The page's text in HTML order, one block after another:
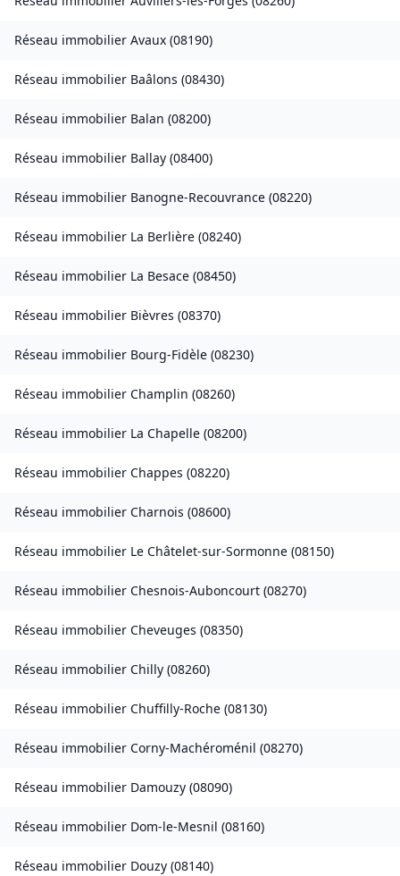
Réseau immobilier Avaux (08190)
Réseau immobilier Baâlons (08430)
Réseau immobilier Balan (08200)
Réseau immobilier Ballay (08400)
Réseau immobilier Banogne-Recouvrance (08220)
Réseau immobilier La Berlière (08240)
Réseau immobilier La Besace (08450)
Réseau immobilier Bièvres (08370)
Réseau immobilier Bourg-Fidèle (08230)
Réseau immobilier Champlin (08260)
Réseau immobilier La Chapelle (08200)
Réseau immobilier Chappes (08220)
Réseau immobilier Charnois (08600)
Réseau immobilier Le Châtelet-sur-Sormonne (08150)
Réseau immobilier Chesnois-Auboncourt (08270)
Réseau immobilier Cheveuges (08350)
Réseau immobilier Chilly (08260)
Réseau immobilier Chuffilly-Roche (08130)
Réseau immobilier Corny-Machéroménil (08270)
Réseau immobilier Damouzy (08090)
Réseau immobilier Dom-le-Mesnil (08160)
Réseau immobilier Douzy (08140)